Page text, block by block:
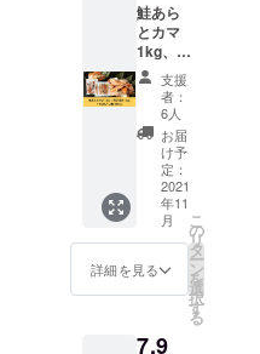
鮭あら
とカマ
1kg、西
京漬け
1kg、ち
りめん
山椒
500ｇを
セット
でお届
けしま
す。 ※
送料込
みのお
値段で
す。
支援
者：
6人
お届
け予
定：
2021
年11
月
詳細を見る
こ
の
リ
タ
ー
ン
を
選
択
す
る
7,9